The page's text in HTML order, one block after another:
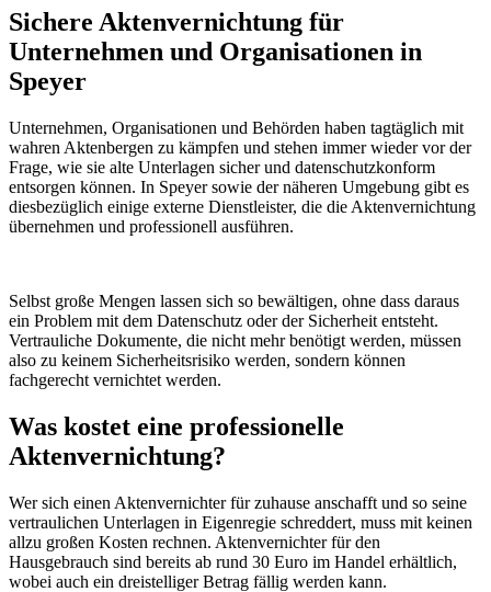
Sichere Aktenvernichtung für
Unternehmen und Organisationen in
Speyer
Unternehmen, Organisationen und Behörden haben tagtäglich mit
wahren Aktenbergen zu kämpfen und stehen immer wieder vor der
Frage, wie sie alte Unterlagen sicher und datenschutzkonform
entsorgen können. In Speyer sowie der näheren Umgebung gibt es
diesbezüglich einige externe Dienstleister, die die Aktenvernichtung
übernehmen und professionell ausführen.
Selbst große Mengen lassen sich so bewältigen, ohne dass daraus
ein Problem mit dem Datenschutz oder der Sicherheit entsteht.
Vertrauliche Dokumente, die nicht mehr benötigt werden, müssen
also zu keinem Sicherheitsrisiko werden, sondern können
fachgerecht vernichtet werden.
Was kostet eine professionelle
Aktenvernichtung?
Wer sich einen Aktenvernichter für zuhause anschafft und so seine
vertraulichen Unterlagen in Eigenregie schreddert, muss mit keinen
allzu großen Kosten rechnen. Aktenvernichter für den
Hausgebrauch sind bereits ab rund 30 Euro im Handel erhältlich,
wobei auch ein dreistelliger Betrag fällig werden kann.